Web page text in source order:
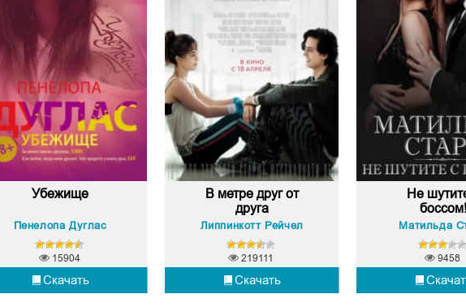
Убежище
Пенелопа Дуглас
Скачать
15904
В метре друг от
друга
Липпинкотт Рейчел
Скачать
219111
Не
боссом!
Матильда
9458